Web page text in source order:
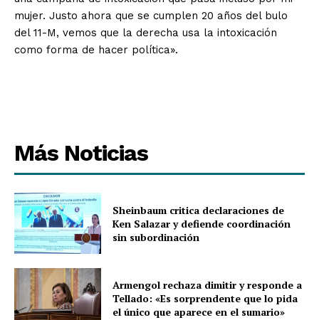
mujer. Justo ahora que se cumplen 20 años del bulo
del 11-M, vemos que la derecha usa la intoxicación
como forma de hacer política».
Más Noticias
Sheinbaum critica declaraciones de
Ken Salazar y defiende coordinación
sin subordinación
Armengol rechaza dimitir y responde a
Tellado: «Es sorprendente que lo pida
el único que aparece en el sumario»